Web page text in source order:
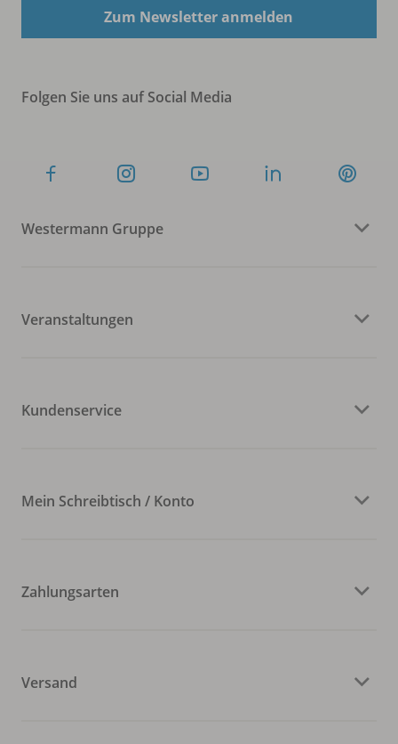
Zum Newsletter anmelden
Folgen Sie uns auf Social Media
Westermann Gruppe
Veranstaltungen
Kundenservice
Mein Schreibtisch / Konto
Zahlungsarten
Versand